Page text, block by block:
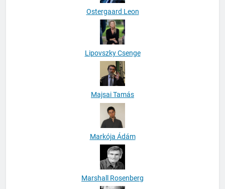
Ostergaard Leon
Lipovszky Csenge
Majsai Tamás
Markója Ádám
Marshall Rosenberg